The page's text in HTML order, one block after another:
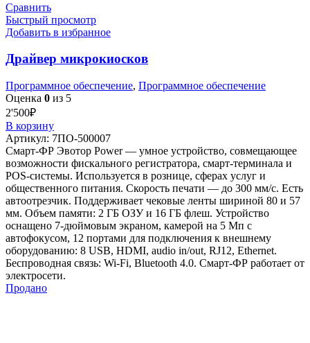
Сравнить
Быстрый просмотр
Добавить в избранное
Драйвер микрокиосков
Программное обеспечение, Программное обеспечение
Оценка 0 из 5
2'500₽
В корзину
Артикул: 7ПО-500007
Смарт-ФР Эвотор Power — умное устройство, совмещающее
возможности фискального регистратора, смарт-терминала и
POS-системы. Используется в рознице, сферах услуг и
общественного питания. Скорость печати — до 300 мм/с. Есть
автоотрезчик. Поддерживает чековые ленты шириной 80 и 57
мм. Объем памяти: 2 ГБ ОЗУ и 16 ГБ флеш. Устройство
оснащено 7-дюймовым экраном, камерой на 5 Мп с
автофокусом, 12 портами для подключения к внешнему
оборудованию: 8 USB, HDMI, audio in/out, RJ12, Ethernet.
Беспроводная связь: Wi-Fi, Bluetooth 4.0. Смарт-ФР работает от
электросети.
Продано